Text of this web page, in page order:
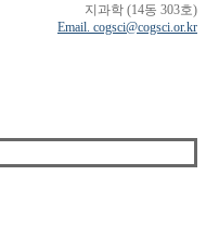
지과학 (14동 303호)
Email. cogsci@cogsci.or.kr